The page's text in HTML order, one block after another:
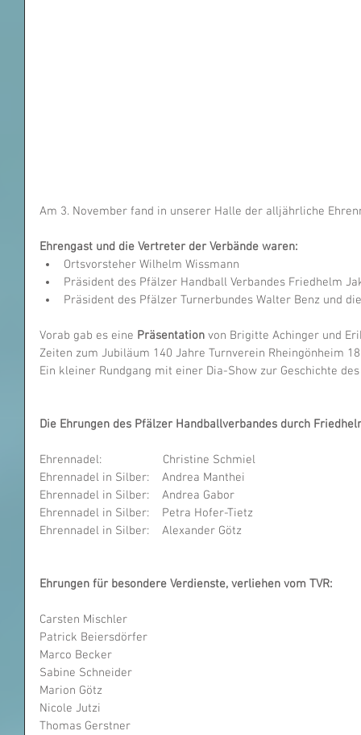
Am 3. November fand in unserer Halle der alljährliche
Ehrengast und die Vertreter der Verbände waren:
Ortsvorsteher Wilhelm Wissmann
Präsident des Pfälzer Handball Verbandes Friedhelm
Präsident des Pfälzer Turnerbundes Walter Benz und
Vorab gab es eine Präsentation von Brigitte Achinger und
Zeiten zum Jubiläum 140 Jahre Turnverein Rheingönheim
Ein kleiner Rundgang mit einer Dia-Show zur Geschichte des
Die Ehrungen des Pfälzer Handballverbandes durch
Ehrennadel:                   Christine Schmiel
Ehrennadel in Silber:    Andrea Manthei
Ehrennadel in Silber:    Andrea Gabor
Ehrennadel in Silber:    Petra Hofer-Tietz
Ehrennadel in Silber:    Alexander Götz
Ehrungen für besondere Verdienste, verliehen vom TVR:
Carsten Mischler
Patrick Beiersdörfer
Marco Becker
Sabine Schneider
Marion Götz
Nicole Jutzi
Thomas Gerstner